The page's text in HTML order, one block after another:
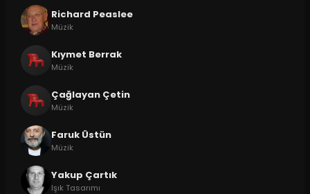
Richard Peaslee
Müzik
Kıymet Berrak
Müzik
Çağlayan Çetin
Müzik
Faruk Üstün
Müzik
Yakup Çartık
Işık Tasarımı